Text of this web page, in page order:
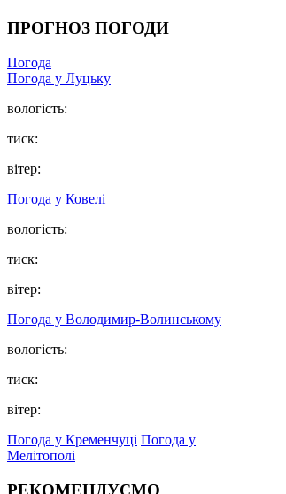
ПРОГНОЗ ПОГОДИ
Погода
Погода у Луцьку
вологість:
тиск:
вітер:
Погода у Ковелі
вологість:
тиск:
вітер:
Погода у Володимир-Волинському
вологість:
тиск:
вітер:
Погода у Кременчуці Погода у
Мелітополі
РЕКОМЕНДУЄМО